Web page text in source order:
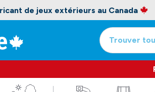
de jeux extérieurs au Canada
Trouver